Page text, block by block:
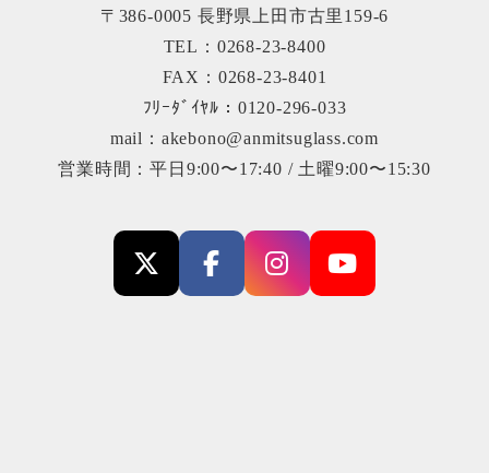
〒386-0005 長野県上田市古里159-6
TEL：0268-23-8400
FAX：0268-23-8401
ﾌﾘｰﾀﾞｲﾔﾙ：0120-296-033
mail：akebono@anmitsuglass.com
営業時間：平日9:00〜17:40 / 土曜9:00〜15:30